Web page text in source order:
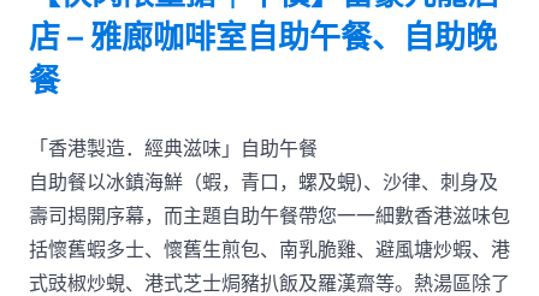
店 – 雅廊咖啡室自助午餐、自助晚
餐
「香港製造．經典滋味」自助午餐
自助餐以冰鎮海鮮（蝦，青口，螺及蜆)、沙律、刺身及
壽司揭開序幕，而主題自助午餐帶您一一細數香港滋味包
括懷舊蝦多士、懷舊生煎包、南乳脆雞、避風塘炒蝦、港
式豉椒炒蜆、港式芝士焗豬扒飯及羅漢齋等。熱湯區除了